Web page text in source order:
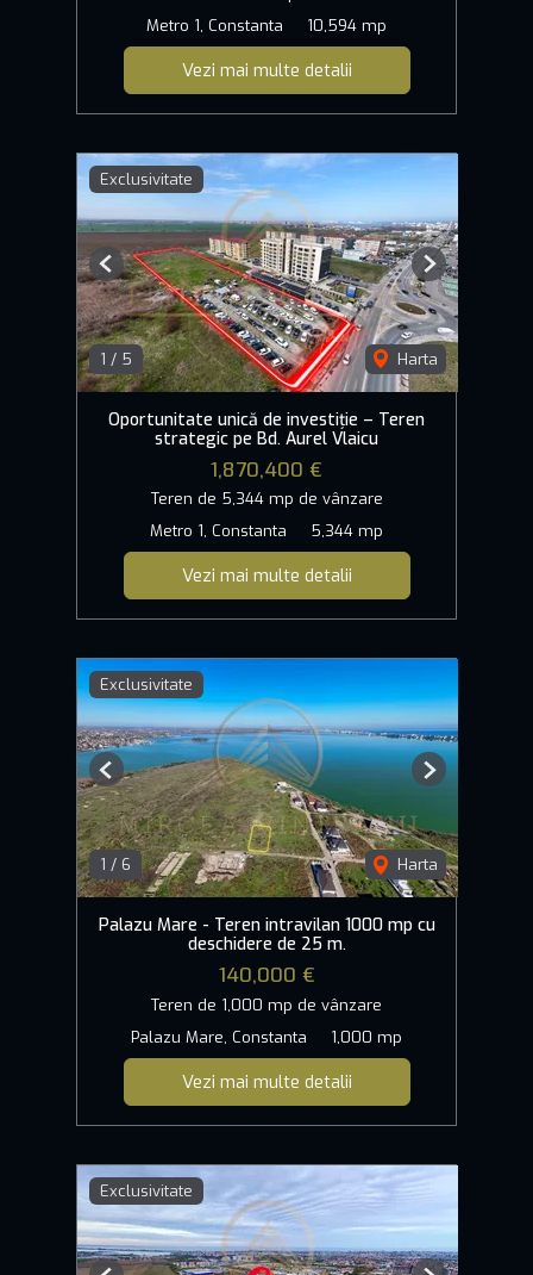
Metro 1, Constanta
10,594 mp
Vezi mai multe detalii
Exclusivitate
1 / 5 Harta
Previous Next
Oportunitate unică de investiție – Teren
strategic pe Bd. Aurel Vlaicu
1,870,400 €
Teren de 5,344 mp de vânzare
Metro 1, Constanta
5,344 mp
Vezi mai multe detalii
Exclusivitate
1 / 6 Harta
Previous Next
Palazu Mare - Teren intravilan 1000 mp cu
deschidere de 25 m.
140,000 €
Teren de 1,000 mp de vânzare
Palazu Mare, Constanta
1,000 mp
Vezi mai multe detalii
Exclusivitate